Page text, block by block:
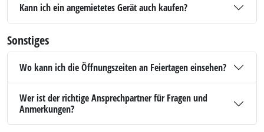
Kann ich ein angemietetes Gerät auch kaufen?
Sonstiges
Wo kann ich die Öffnungszeiten an Feiertagen einsehen?
Wer ist der richtige Ansprechpartner für Fragen und
Anmerkungen?